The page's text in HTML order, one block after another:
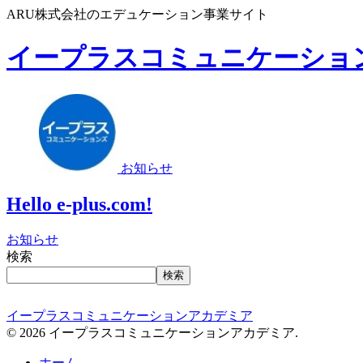
ARU株式会社のエデュケーション事業サイト
イープラスコミュニケーショ
お知らせ
Hello e-plus.com!
お知らせ
検索
検索
イープラスコミュニケーションアカデミア
© 2026 イープラスコミュニケーションアカデミア.